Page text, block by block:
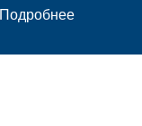
Подробнее